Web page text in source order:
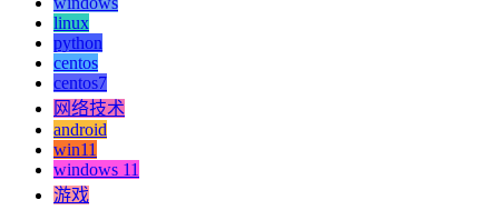
linux
python
centos
centos7
网络技术
android
win11
windows 11
游戏